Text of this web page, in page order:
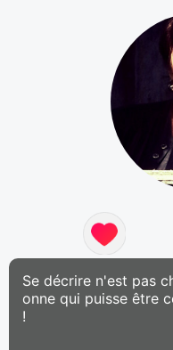
Se décrire n'est pas
onne qui puisse être
!